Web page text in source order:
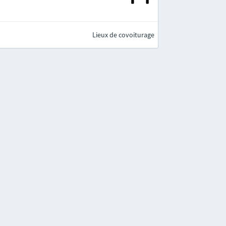
Lieux de covoiturage